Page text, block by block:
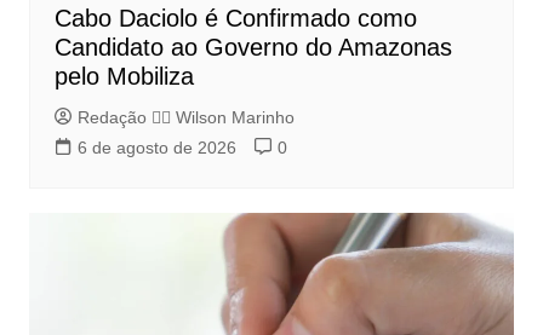
Cabo Daciolo é Confirmado como
Candidato ao Governo do Amazonas
pelo Mobiliza
Redação 👨‍⚖️​ Wilson Marinho
6 de agosto de 2026
0